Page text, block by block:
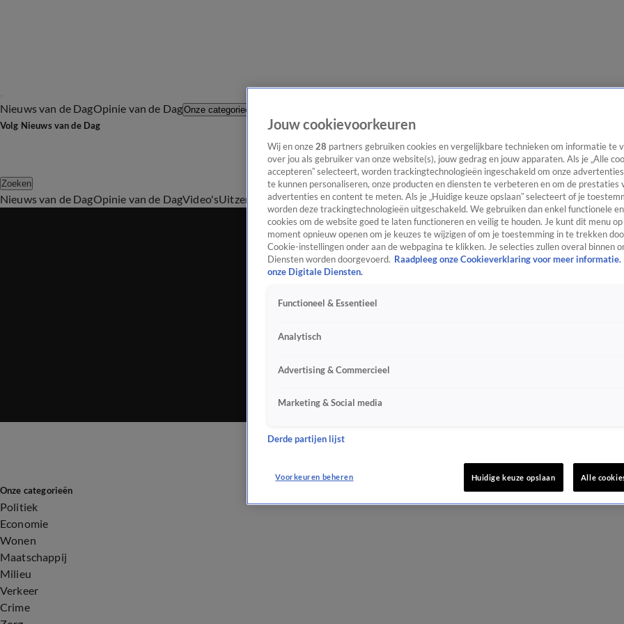
Nieuws van de DagOpinie van de DagOnze categorieën
Volg Nieuws van de Dag
Zoeken
Nieuws van de DagOpinie van de DagVideo'sUitzendingenPodcastPanelContact
Onze categorieën
Politiek
Economie
Wonen
Maatschappij
Milieu
Verkeer
Crime
Jouw cookievoorkeuren
Wij en onze 28 partners gebruiken cookies en vergelijkbare technieken om informatie te
over jou als gebruiker van onze website(s), jouw gedrag en jouw apparaten. Als je „Alle
accepteren” selecteert, worden trackingtechnologieën ingeschakeld om onze
te kunnen personaliseren, onze producten en diensten te verbeteren en om de prestaties
advertenties en content te meten. Als je „Huidige keuze opslaan” selecteert of je
worden deze trackingtechnologieën uitgeschakeld. We gebruiken dan enkel functionele
cookies om de website goed te laten functioneren en veilig te houden. Je kunt dit menu
moment opnieuw openen om je keuzes te wijzigen of om je toestemming in te trekken
Cookie-instellingen onder aan de webpagina te klikken. Je selecties zullen overal binnen
Diensten worden doorgevoerd. Raadpleeg onze Cookieverklaring voor meer informatie.
onze Digitale Diensten.
Functioneel & Essentieel
Analytisch
Advertising & Commercieel
Marketing & Social media
Derde partijen lijst
Voorkeuren beheren Huidige keuze opslaan Alle